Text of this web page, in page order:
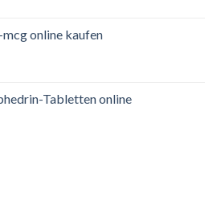
online kaufen
Tabletten online